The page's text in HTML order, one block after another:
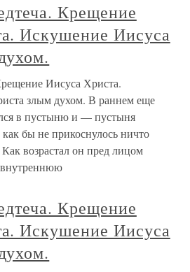
Крещение
Искушение Иисуса
Иисуса Христа.
злым духом. В раннем еще
в пустыню и — пустыня
бы не прикоснулось ничто
возрастал он пред лицом
внутреннюю
Крещение
Искушение Иисуса